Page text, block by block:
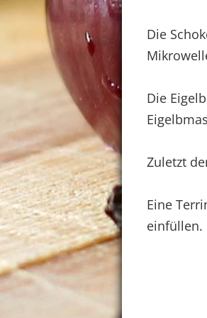
Die
Die
Zuletzt
Eine
einfüllen.